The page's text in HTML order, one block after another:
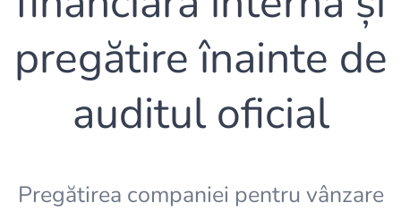
pregătire înainte de
auditul oficial
Pregătirea companiei pentru vânzare